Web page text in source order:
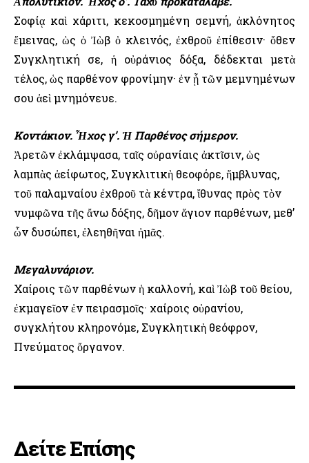
Σοφίᾳ καὶ χάριτι, κεκοσμημένη σεμνή, ἀκλόνητος
ἔμεινας, ὡς ὁ Ἰὼβ ὁ κλεινός, ἐχθροῦ ἐπίθεσιν· ὅθεν
Συγκλητική σε, ἡ οὐράνιος δόξα, δέδεκται μετὰ
τέλος, ὡς παρθένον φρονίμην· ἐν ᾗ τῶν μεμνημένων
σου ἀεὶ μνημόνευε.
Κοντάκιον. Ἦχος γ’. Ἡ Παρθένος σήμερον.
Ἀρετῶν ἐκλάμψασα, ταῖς οὐρανίαις ἀκτῖσιν, ὡς
λαμπὰς ἀείφωτος, Συγκλιτικὴ θεοφόρε, ἤμβλυνας,
τοῦ παλαμναίου ἐχθροῦ τὰ κέντρα, ἴθυνας πρὸς τὸν
νυμφῶνα τῆς ἄνω δόξης, δῆμον ἅγιον παρθένων, μεθ’
ὧν δυσώπει, ἐλεηθῆναι ἡμᾶς.
Μεγαλυνάριον.
Χαίροις τῶν παρθένων ἡ καλλονή, καὶ Ἰὼβ τοῦ θείου,
ἐκμαγεῖον ἐν πειρασμοῖς· χαίροις οὐρανίου,
συγκλήτου κληρονόμε, Συγκλητικὴ θεόφρον,
Πνεύματος ὄργανον.
Δείτε Επίσης